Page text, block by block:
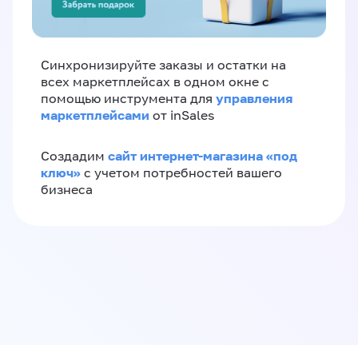
Синхронизируйте заказы и остатки на
всех маркетплейсах в одном окне с
помощью инструмента для управления
маркетплейсами от inSales
Создадим сайт интернет-магазина «под
ключ» с учетом потребностей вашего
бизнеса